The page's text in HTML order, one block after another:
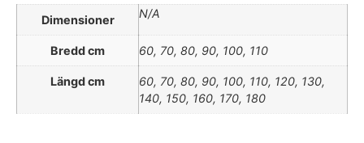
Dimensioner N/A
Bredd cm 60, 70, 80, 90, 100, 110
Längd cm
60, 70, 80, 90, 100, 110, 120, 130,
140, 150, 160, 170, 180